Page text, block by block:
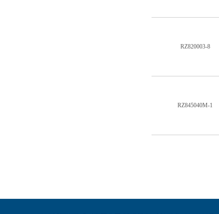
RZ820003-8
RZ845040M-1